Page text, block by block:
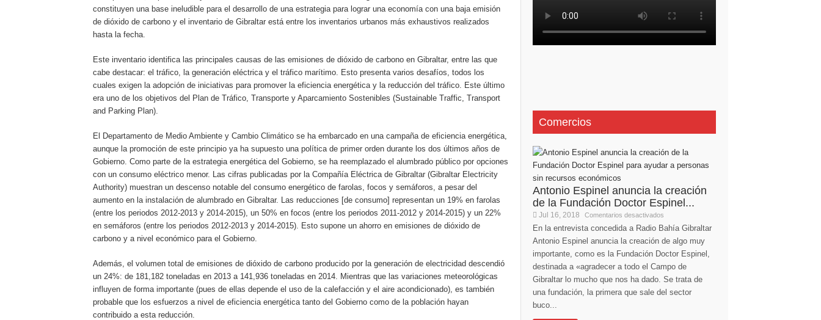
constituyen una base ineludible para el desarrollo de una estrategia para lograr una economía con una baja emisión
de dióxido de carbono y el inventario de Gibraltar está entre los inventarios urbanos más exhaustivos realizados
hasta la fecha.
Este inventario identifica las principales causas de las emisiones de dióxido de carbono en Gibraltar, entre las que
cabe destacar: el tráfico, la generación eléctrica y el tráfico marítimo. Esto presenta varios desafíos, todos los
cuales exigen la adopción de iniciativas para promover la eficiencia energética y la reducción del tráfico. Este último
era uno de los objetivos del Plan de Tráfico, Transporte y Aparcamiento Sostenibles (Sustainable Traffic, Transport
and Parking Plan).
El Departamento de Medio Ambiente y Cambio Climático se ha embarcado en una campaña de eficiencia energética,
aunque la promoción de este principio ya ha supuesto una política de primer orden durante los dos últimos años de
Gobierno. Como parte de la estrategia energética del Gobierno, se ha reemplazado el alumbrado público por opciones
con un consumo eléctrico menor. Las cifras publicadas por la Compañía Eléctrica de Gibraltar (Gibraltar Electricity
Authority) muestran un descenso notable del consumo energético de farolas, focos y semáforos, a pesar del
aumento en la instalación de alumbrado en Gibraltar. Las reducciones [de consumo] representan un 19% en farolas
(entre los periodos 2012-2013 y 2014-2015), un 50% en focos (entre los periodos 2011-2012 y 2014-2015) y un 22%
en semáforos (entre los periodos 2012-2013 y 2014-2015). Esto supone un ahorro en emisiones de dióxido de
carbono y a nivel económico para el Gobierno.
Además, el volumen total de emisiones de dióxido de carbono producido por la generación de electricidad descendió
un 24%: de 181,182 toneladas en 2013 a 141,936 toneladas en 2014. Mientras que las variaciones meteorológicas
influyen de forma importante (pues de ellas depende el uso de la calefacción y el aire acondicionado), es también
probable que los esfuerzos a nivel de eficiencia energética tanto del Gobierno como de la población hayan
contribuido a esta reducción.
Comercios
Antonio Espinel anuncia la creación
de la Fundación Doctor Espinel...
Jul 16, 2018 Comentarios desactivados
En la entrevista concedida a Radio Bahía Gibraltar
Antonio Espinel anuncia la creación de algo muy
importante, como es la Fundación Doctor Espinel,
destinada a «agradecer a todo el Campo de
Gibraltar lo mucho que nos ha dado. Se trata de
una fundación, la primera que sale del sector
buco...